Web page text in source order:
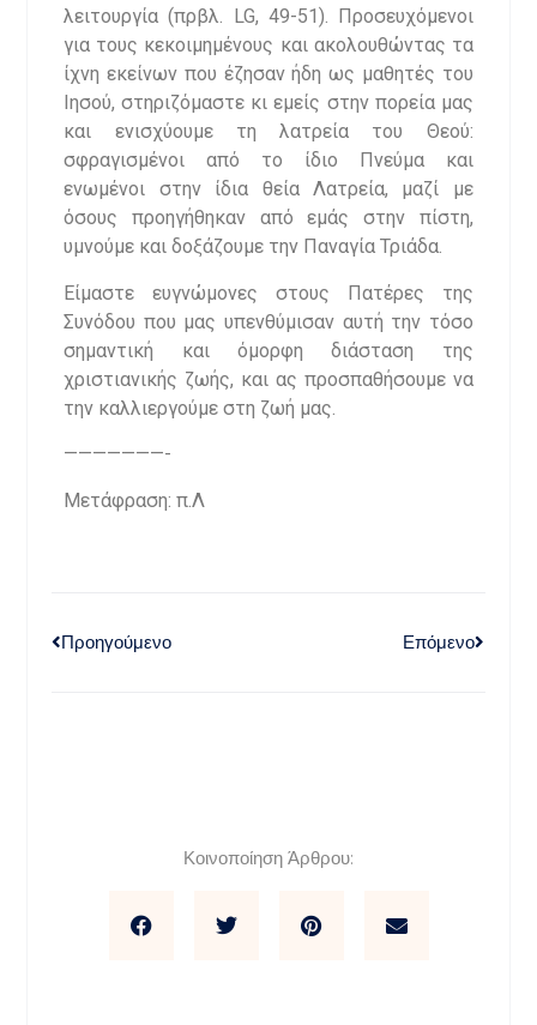
λειτουργία (πρβλ. LG, 49-51). Προσευχόμενοι
για τους κεκοιμημένους και ακολουθώντας τα
ίχνη εκείνων που έζησαν ήδη ως μαθητές του
Ιησού, στηριζόμαστε κι εμείς στην πορεία μας
και ενισχύουμε τη λατρεία του Θεού:
σφραγισμένοι από το ίδιο Πνεύμα και
ενωμένοι στην ίδια θεία Λατρεία, μαζί με
όσους προηγήθηκαν από εμάς στην πίστη,
υμνούμε και δοξάζουμε την Παναγία Τριάδα.
Είμαστε ευγνώμονες στους Πατέρες της
Συνόδου που μας υπενθύμισαν αυτή την τόσο
σημαντική και όμορφη διάσταση της
χριστιανικής ζωής, και ας προσπαθήσουμε να
την καλλιεργούμε στη ζωή μας.
———————-
Μετάφραση: π.Λ
Προηγούμενο Επόμενο
Κοινοποίηση Άρθρου: